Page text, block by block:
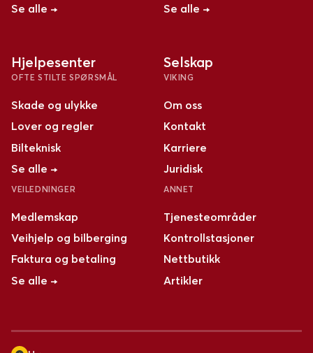
Se alle →
Se alle →
Hjelpesenter
OFTE STILTE SPØRSMÅL
Skade og ulykke
Lover og regler
Bilteknisk
Se alle →
VEILEDNINGER
Medlemskap
Veihjelp og bilberging
Faktura og betaling
Se alle →
Selskap
VIKING
Om oss
Kontakt
Karriere
Juridisk
ANNET
Tjenesteområder
Kontrollstasjoner
Nettbutikk
Artikler